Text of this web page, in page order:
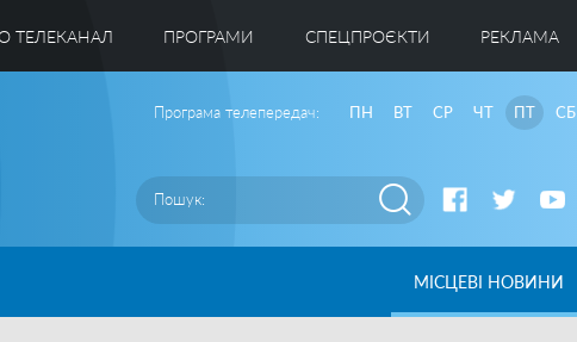
ТЕЛЕКАНАЛ ПРОГРАМИ CПЕЦПРОЄКТИ РЕКЛАМА
Програма телепередач: ПН ВТ СР ЧТ ПТ СБ
МІСЦЕВІ НОВИНИ